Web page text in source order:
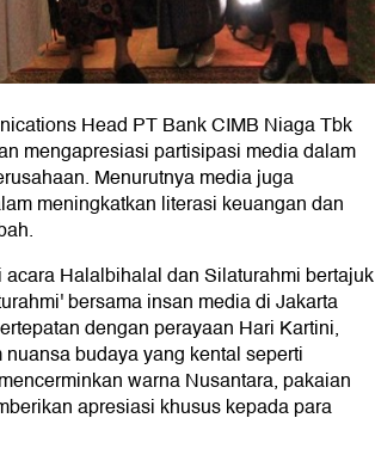
Head PT Bank CIMB Niaga Tbk
mengapresiasi partisipasi media dalam
Menurutnya media juga
meningkatkan literasi keuangan dan
Halalbihalal dan Silaturahmi bertajuk
bersama insan media di Jakarta
dengan perayaan Hari Kartini,
budaya yang kental seperti
warna Nusantara, pakaian
apresiasi khusus kepada para